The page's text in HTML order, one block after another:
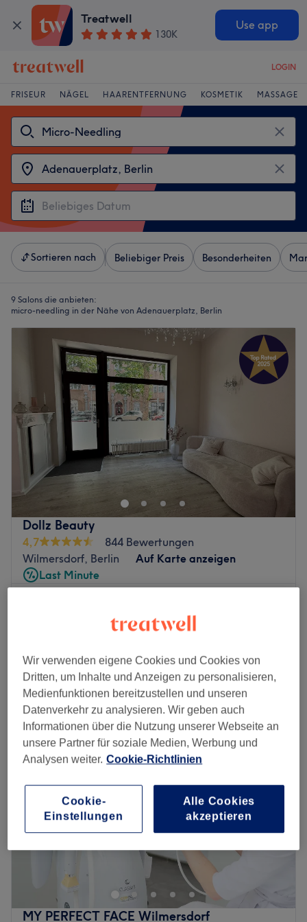
Treatwell
130K
Use app
LOGIN
FRISEUR NÄGEL HAARENTFERNUNG KOSMETIK MASSAGE
Sortieren nach Beliebiger Preis Besonderheiten
9 Salons die anbieten:
micro-needling in der Nähe von Adenauerplatz, Berlin
Dollz Beauty
4,7
844 Bewertungen
Wilmersdorf, Berlin
Auf Karte anzeigen
Last Minute
ab 32 €
BB Glow Treatment
30 Min. - 2 Std.
Spare bis zu 20%
Schnellansicht Saloninfos
Montag
Geschlossen
Dienstag
10:00–19:00
Mittwoch
10:00– 19:00
Donnerstag
Sonntag
Geschlossen
strahlende Haut und entspannende Beauty-Momente.
Von klassischen Gesichtsbehandlungen über Treatments
für Wimpern und Augenbrauen bis hin zu professionellem
Zahnbleaching bietet das Studio eine Auswahl an
MY PERFECT FACE Wilmersdorf
Wir verwenden eigene Cookies und Cookies von
Dritten, um Inhalte und Anzeigen zu personalisieren,
Medienfunktionen bereitzustellen und unseren
Datenverkehr zu analysieren. Wir geben auch
Informationen über die Nutzung unserer Webseite an
unsere Partner für soziale Medien, Werbung und
Analysen weiter. Cookie-Richtlinien
Cookie-
Einstellungen
Alle Cookies
akzeptieren